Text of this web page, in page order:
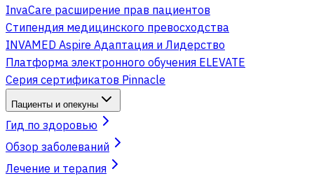
InvaCare расширение прав пациентов
Стипендия медицинского превосходства
INVAMED Aspire Адаптация и Лидерство
Платформа электронного обучения ELEVATE
Серия сертификатов Pinnacle
Пациенты и опекуны
Гид по здоровью
Обзор заболеваний
Лечение и терапия